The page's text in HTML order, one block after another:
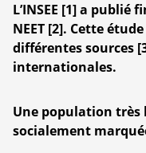
L’INSEE [1]a publié
NEET [2]. Cette
différentes sources [
internationales.
Une population très
socialement